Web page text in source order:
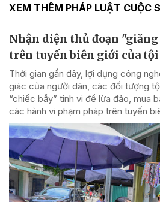
XEM THÊM PHÁP LUẬT CUỘC
Nhận diện thủ đoạn
trên tuyến biên giới của
Thời gian gần đây, lợi dụng công
giác của người dân, các đối tượng
“chiếc bẫy” tinh vi để lừa đảo, mua
các hành vi phạm pháp trên tuyến